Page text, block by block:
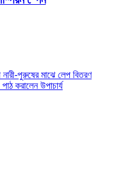
পুরুষের মাঝে লেপ বিতরণ
করালেন উপাচার্য